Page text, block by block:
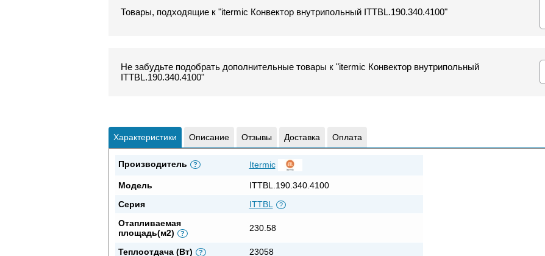
Товары, подходящие к "itermic Конвектор внутрипольный ITTBL.190.340.4100"
Не забудьте подобрать дополнительные товары к "itermic Конвектор внутрипольный
ITTBL.190.340.4100"
Характеристики Описание Отзывы Доставка Оплата
Производитель ? Itermic
Модель
ITTBL.190.340.4100
Серия
ITTBL ?
Отапливаемая
площадь(м2)
?
230.58
Теплоотдача (Вт) ?
23058